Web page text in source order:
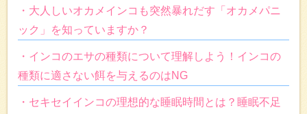
・大人しいオカメインコも突然暴れだす「オカメパニ
ック」を知っていますか？
・インコのエサの種類について理解しよう！インコの
種類に適さない餌を与えるのはNG
・セキセイインコの理想的な睡眠時間とは？睡眠不足